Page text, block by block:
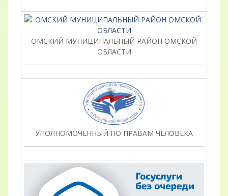
ОМСКИЙ МУНИЦИПАЛЬНЫЙ РАЙОН ОМСКОЙ
ОБЛАСТИ
УПОЛНОМОЧЕННЫЙ ПО ПРАВАМ ЧЕЛОВЕКА